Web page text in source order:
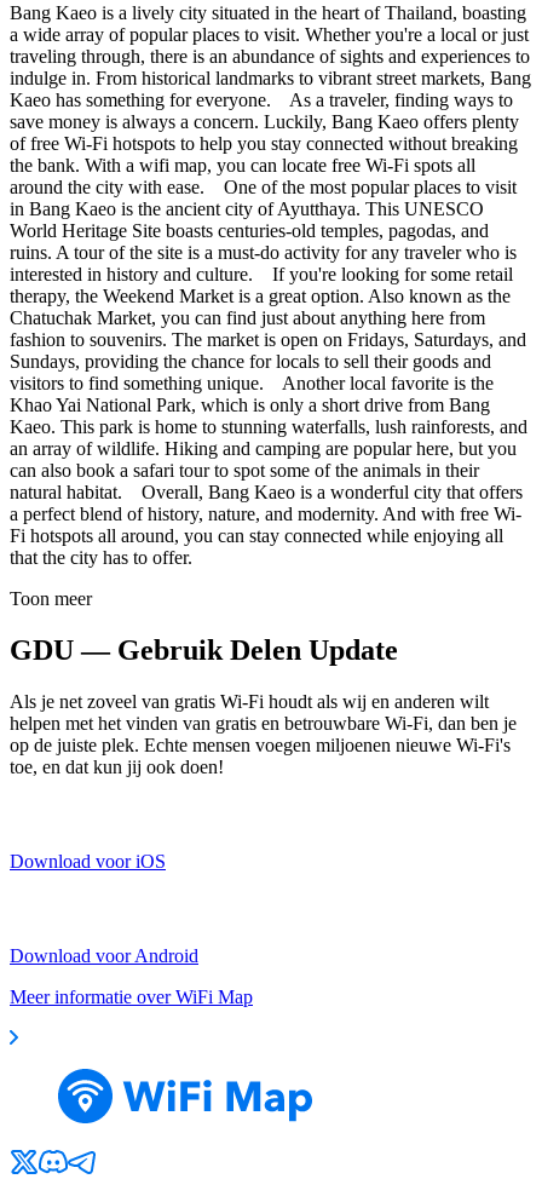
Bang Kaeo is a lively city situated in the heart of Thailand, boasting
a wide array of popular places to visit. Whether you're a local or just
traveling through, there is an abundance of sights and experiences to
indulge in. From historical landmarks to vibrant street markets, Bang
Kaeo has something for everyone. As a traveler, finding ways to
save money is always a concern. Luckily, Bang Kaeo offers plenty
of free Wi-Fi hotspots to help you stay connected without breaking
the bank. With a wifi map, you can locate free Wi-Fi spots all
around the city with ease. One of the most popular places to visit
in Bang Kaeo is the ancient city of Ayutthaya. This UNESCO
World Heritage Site boasts centuries-old temples, pagodas, and
ruins. A tour of the site is a must-do activity for any traveler who is
interested in history and culture. If you're looking for some retail
therapy, the Weekend Market is a great option. Also known as the
Chatuchak Market, you can find just about anything here from
fashion to souvenirs. The market is open on Fridays, Saturdays, and
Sundays, providing the chance for locals to sell their goods and
visitors to find something unique. Another local favorite is the
Khao Yai National Park, which is only a short drive from Bang
Kaeo. This park is home to stunning waterfalls, lush rainforests, and
an array of wildlife. Hiking and camping are popular here, but you
can also book a safari tour to spot some of the animals in their
natural habitat. Overall, Bang Kaeo is a wonderful city that offers
a perfect blend of history, nature, and modernity. And with free Wi-
Fi hotspots all around, you can stay connected while enjoying all
that the city has to offer.
Toon meer
GDU — Gebruik Delen Update
Als je net zoveel van gratis Wi-Fi houdt als wij en anderen wilt
helpen met het vinden van gratis en betrouwbare Wi-Fi, dan ben je
op de juiste plek. Echte mensen voegen miljoenen nieuwe Wi-Fi's
toe, en dat kun jij ook doen!
Download voor iOS
Download voor Android
Meer informatie over WiFi Map